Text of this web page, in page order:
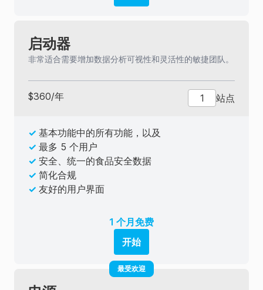
启动器
非常适合需要增加数据分析可视性和灵活性的敏捷团队。
$360/年 站点
✓ 基本功能中的所有功能，以及
✓ 最多 5 个用户
✓ 安全、统一的食品安全数据
✓ 简化合规
✓ 友好的用户界面
1 个月免费
开始
最受欢迎